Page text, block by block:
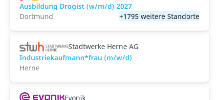
Ausbildung Drogist (w/m/d) 2027
Dortmund
+1795 weitere Standorte
Stadtwerke Herne AG
Industriekaufmann*frau (m/w/d)
Herne
Evonik